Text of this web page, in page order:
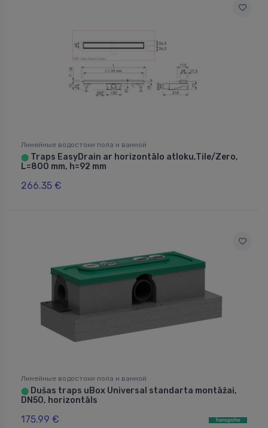
Линейные водостоки пола и ванной
⬤ Traps EasyDrain ar horizontālo atloku,Tile/Zero,
L=800 mm, h=92 mm
266.35 €
Линейные водостоки пола и ванной
⬤ Dušas traps uBox Universal standarta montāžai,
DN50, horizontāls
175.99 €